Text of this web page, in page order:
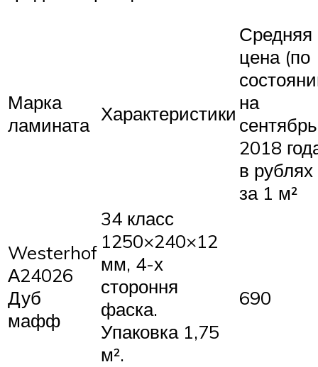
Марка
ламината Характеристики
Средняя
цена (по
на
сентябрь
2018
в рублях
за 1 м²
Westerhof
А24026
Дуб
мафф
34 класс
1250×240×12
мм, 4-х
стороння
фаска.
Упаковка 1,75
м².
690